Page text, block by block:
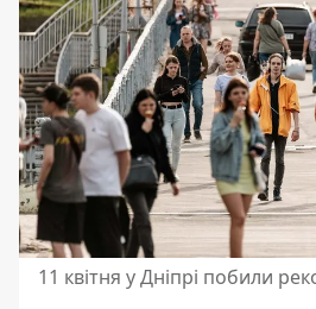
11 квітня у Дніпрі побили